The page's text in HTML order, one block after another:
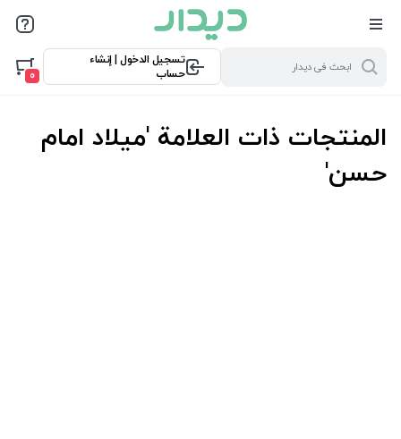
تسجيل الدخول | إنشاء
حساب
0
المنتجات ذات العلامة 'میلاد امام
حسن'